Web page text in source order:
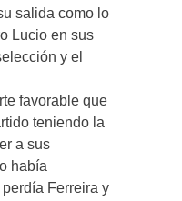
salida como lo
Lucio en sus
y el
favorable que
teniendo la
a sus
había
Ferreira y